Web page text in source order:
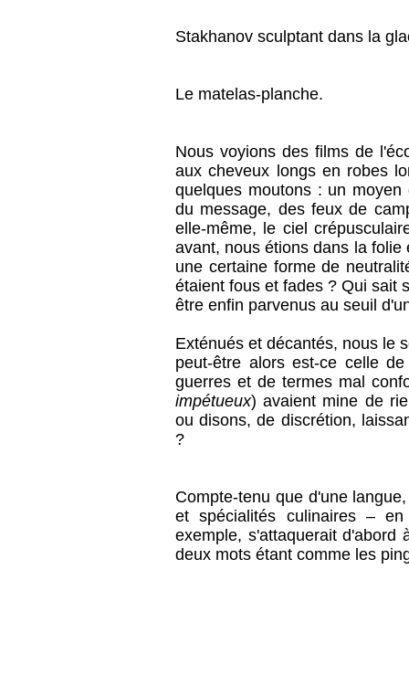
Stakhanov sculptant dans la
Le matelas-planche.
Nous voyions des films de
aux cheveux longs en robes
quelques moutons : un
du message, des feux de
elle-même, le ciel
avant, nous étions dans la
une certaine forme de
étaient fous et fades ? Qui sait
être enfin parvenus au seuil
Exténués et décantés, nous le
peut-être alors est-ce celle
guerres et de termes mal
impétueux) avaient mine de
ou disons, de discrétion,
?
Compte-tenu que d'une
et spécialités culinaires –
exemple, s'attaquerait
deux mots étant comme les